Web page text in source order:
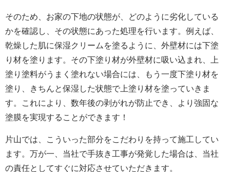
そのため、お家の下地の状態が、どのように劣化している
かを確認し、その状態にあった処理を行います。例えば、
乾燥した肌に保湿クリームを塗るように、外壁材には下塗
り材を塗ります。その下塗り材が外壁材に吸い込まれ、上
塗り塗料がうまく塗れない場合には、もう一度下塗り材を
塗り、きちんと保湿した状態で上塗り材を塗っていきま
す。これにより、数年後の剥がれが防止でき、より強固な
塗膜を実現することができます！
片山では、こういった部分をこだわりを持って施工してい
ます。万が一、当社で手抜き工事が発覚した場合は、当社
の責任としてすぐに対応させていただきます。